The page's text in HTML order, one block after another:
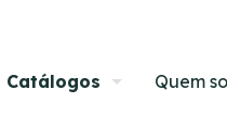
Catálogos Quem